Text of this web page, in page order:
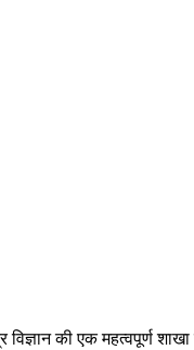
विज्ञान की एक महत्वपूर्ण